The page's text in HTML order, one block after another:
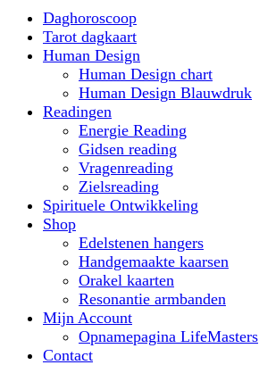
Daghoroscoop
Tarot dagkaart
Human Design
Human Design chart
Human Design Blauwdruk
Readingen
Energie Reading
Gidsen reading
Vragenreading
Zielsreading
Spirituele Ontwikkeling
Shop
Edelstenen hangers
Handgemaakte kaarsen
Orakel kaarten
Resonantie armbanden
Mijn Account
Opnamepagina LifeMasters
Contact